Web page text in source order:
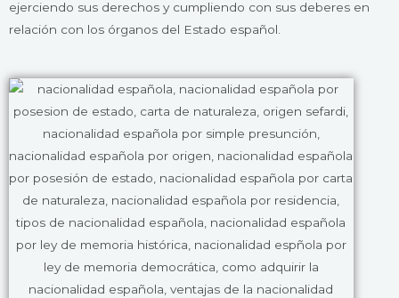
ejerciendo sus derechos y cumpliendo con sus deberes en
relación con los órganos del Estado español.